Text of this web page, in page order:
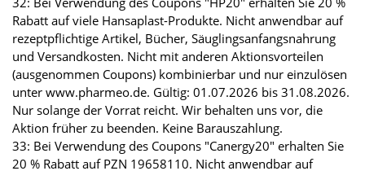
Rabatt auf viele Hansaplast-Produkte. Nicht anwendbar auf
rezeptpflichtige Artikel, Bücher, Säuglingsanfangsnahrung
und Versandkosten. Nicht mit anderen Aktionsvorteilen
(ausgenommen Coupons) kombinierbar und nur einzulösen
unter www.pharmeo.de. Gültig: 01.07.2026 bis 31.08.2026.
Nur solange der Vorrat reicht. Wir behalten uns vor, die
Aktion früher zu beenden. Keine Barauszahlung.
33: Bei Verwendung des Coupons "Canergy20" erhalten Sie
20 % Rabatt auf PZN 19658110. Nicht anwendbar auf